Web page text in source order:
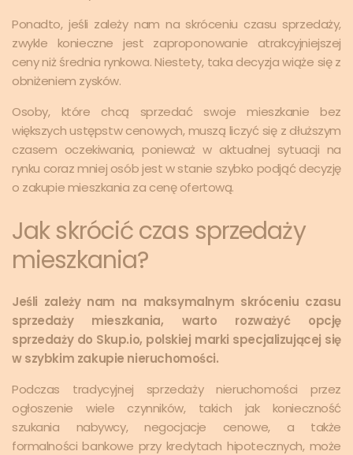
Ponadto, jeśli zależy nam na skróceniu czasu sprzedaży,
zwykle konieczne jest zaproponowanie atrakcyjniejszej
ceny niż średnia rynkowa. Niestety, taka decyzja wiąże się z
obniżeniem zysków.
Osoby, które chcą sprzedać swoje mieszkanie bez
większych ustępstw cenowych, muszą liczyć się z dłuższym
czasem oczekiwania, ponieważ w aktualnej sytuacji na
rynku coraz mniej osób jest w stanie szybko podjąć decyzję
o zakupie mieszkania za cenę ofertową.
Jak skrócić czas sprzedaży
mieszkania?
Jeśli zależy nam na maksymalnym skróceniu czasu
sprzedaży mieszkania, warto rozważyć opcję
sprzedaży do Skup.io, polskiej marki specjalizującej się
w szybkim zakupie nieruchomości.
Podczas tradycyjnej sprzedaży nieruchomości przez
ogłoszenie wiele czynników, takich jak konieczność
szukania nabywcy, negocjacje cenowe, a także
formalności bankowe przy kredytach hipotecznych, może